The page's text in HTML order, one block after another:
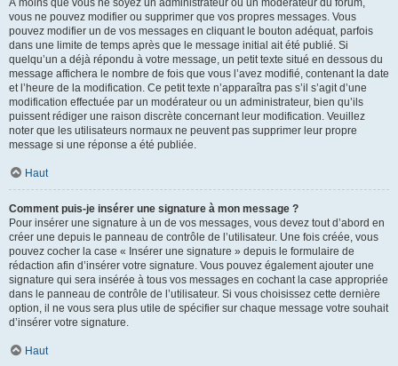
À moins que vous ne soyez un administrateur ou un modérateur du forum,
vous ne pouvez modifier ou supprimer que vos propres messages. Vous
pouvez modifier un de vos messages en cliquant le bouton adéquat, parfois
dans une limite de temps après que le message initial ait été publié. Si
quelqu’un a déjà répondu à votre message, un petit texte situé en dessous du
message affichera le nombre de fois que vous l’avez modifié, contenant la date
et l’heure de la modification. Ce petit texte n’apparaîtra pas s’il s’agit d’une
modification effectuée par un modérateur ou un administrateur, bien qu’ils
puissent rédiger une raison discrète concernant leur modification. Veuillez
noter que les utilisateurs normaux ne peuvent pas supprimer leur propre
message si une réponse a été publiée.
Haut
Comment puis-je insérer une signature à mon message ?
Pour insérer une signature à un de vos messages, vous devez tout d’abord en
créer une depuis le panneau de contrôle de l’utilisateur. Une fois créée, vous
pouvez cocher la case « Insérer une signature » depuis le formulaire de
rédaction afin d’insérer votre signature. Vous pouvez également ajouter une
signature qui sera insérée à tous vos messages en cochant la case appropriée
dans le panneau de contrôle de l’utilisateur. Si vous choisissez cette dernière
option, il ne vous sera plus utile de spécifier sur chaque message votre souhait
d’insérer votre signature.
Haut